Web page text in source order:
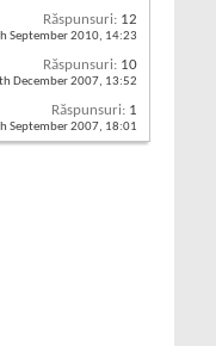
Răspunsuri: 12
September 2010, 14:23
Răspunsuri: 10
December 2007, 13:52
Răspunsuri: 1
September 2007, 18:01